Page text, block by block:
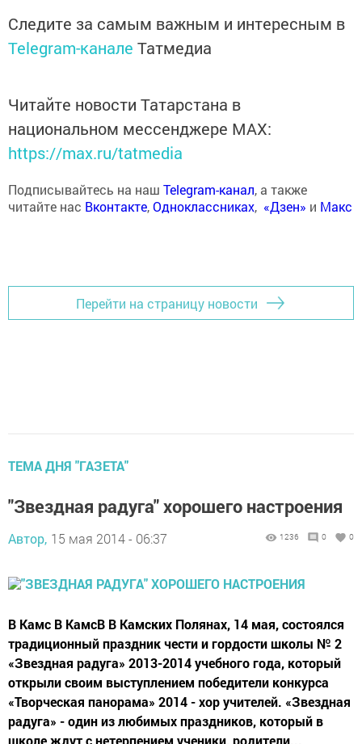
Следите за самым важным и интересным в
Telegram-канале Татмедиа
Читайте новости Татарстана в
национальном мессенджере MАХ:
https://max.ru/tatmedia
Подписывайтесь на наш Telegram-канал, а также
читайте нас Вконтакте,Одноклассниках, «Дзен» и Макс
Перейти на страницу новости
ТЕМА ДНЯ "ГАЗЕТА"
"Звездная радуга" хорошего настроения
Автор, 15 мая 2014 - 06:37 1236 0 0
В Камс В КамсВ В Камских Полянах, 14 мая, состоялся
традиционный праздник чести и гордости школы № 2
«Звездная радуга» 2013-2014 учебного года, который
открыли своим выступлением победители конкурса
«Творческая панорама» 2014 - хор учителей. «Звездная
радуга» - один из любимых праздников, который в